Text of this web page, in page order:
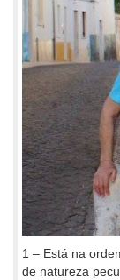
1 – Está na
de natureza